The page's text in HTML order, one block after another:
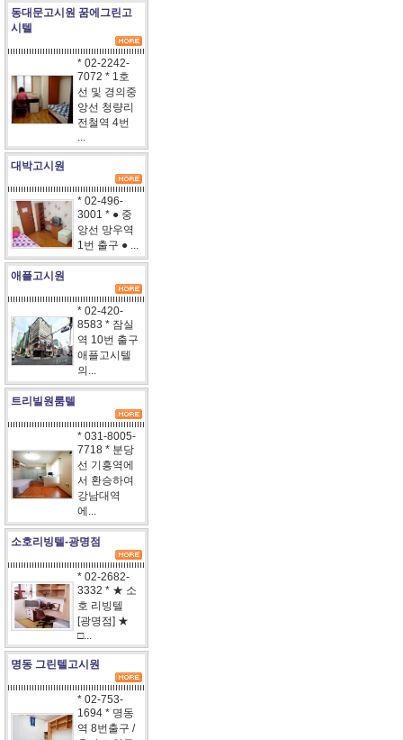
동대문고시원 꿈에그린고
시텔
* 02-2242-
7072 * 1호
선 및 경의중
앙선 청량리
전철역 4번
...
대박고시원
* 02-496-
3001 * ● 중
앙선 망우역
1번 출구 ● ...
애플고시원
* 02-420-
8583 * 잠실
역 10번 출구
애플고시텔
의...
트리빌원룸텔
* 031-8005-
7718 * 분당
선 기흥역에
서 환승하여
강남대역
에...
소호리빙텔-광명점
* 02-2682-
3332 * ★ 소
호 리빙텔
[광명점] ★
□...
명동 그린텔고시원
* 02-753-
1694 * 명동
역 8번출구 /